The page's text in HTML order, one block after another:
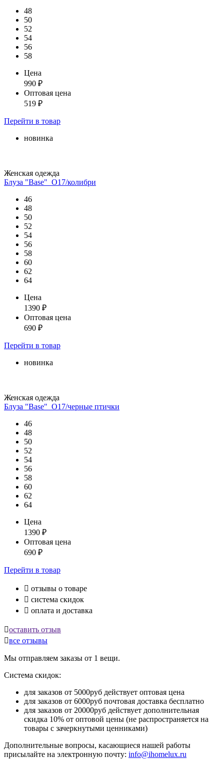
48
50
52
54
56
58
Цена
990 ₽
Оптовая цена
519 ₽
Перейти в товар
новинка
Женская одежда
Блуза "Base"_О17/колибри
46
48
50
52
54
56
58
60
62
64
Цена
1390 ₽
Оптовая цена
690 ₽
Перейти в товар
новинка
Женская одежда
Блуза "Base"_О17/черные птички
46
48
50
52
54
56
58
60
62
64
Цена
1390 ₽
Оптовая цена
690 ₽
Перейти в товар
 отзывы о товаре
 система скидок
 оплата и доставка
оставить отзыв
все отзывы
Мы отправляем заказы от 1 вещи.
Система скидок:
для заказов от 5000руб действует оптовая цена
для заказов от 6000руб почтовая доставка бесплатно
для заказов от 20000руб действует дополнительная
скидка 10% от оптовой цены (не распространяется на
товары с зачеркнутыми ценниками)
Дополнительные вопросы, касающиеся нашей работы
присылайте на электронную почту: info@ihomelux.ru